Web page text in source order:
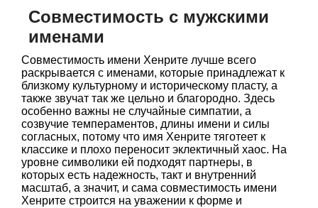
Совместимость с мужскими
именами
Совместимость имени Хенрите лучше всего
раскрывается с именами, которые принадлежат к
близкому культурному и историческому пласту, а
также звучат так же цельно и благородно. Здесь
особенно важны не случайные симпатии, а
созвучие темпераментов, длины имени и силы
согласных, потому что имя Хенрите тяготеет к
классике и плохо переносит эклектичный хаос. На
уровне символики ей подходят партнеры, в
которых есть надежность, такт и внутренний
масштаб, а значит, и сама совместимость имени
Хенрите строится на уважении к форме и